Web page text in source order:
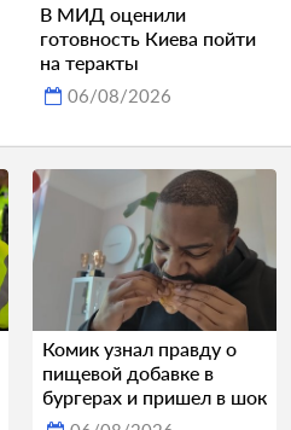
В МИД оценили
готовность Киева пойти
на теракты
06/08/2026
Комик узнал правду о
пищевой добавке в
бургерах и пришел в шок